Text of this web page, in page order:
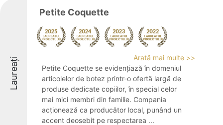
Laureați
Petite Coquette
Arată mai multe >>
Petite Coquette se evidențiază în domeniul
articolelor de botez printr-o ofertă largă de
produse dedicate copiilor, în special celor
mai mici membri din familie. Compania
acționează ca producător local, punând un
accent deosebit pe respectarea ...